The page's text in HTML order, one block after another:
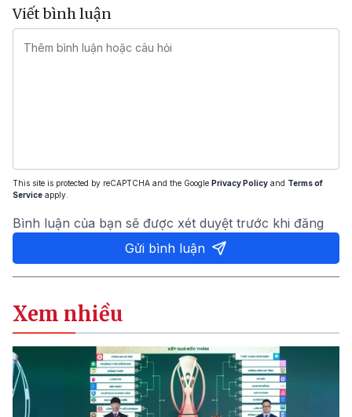
Viết bình luận
This site is protected by reCAPTCHA and the Google Privacy Policy and Terms of
Service apply.
Bình luận của bạn sẽ được xét duyệt trước khi đăng
Gửi bình luận
Xem nhiều